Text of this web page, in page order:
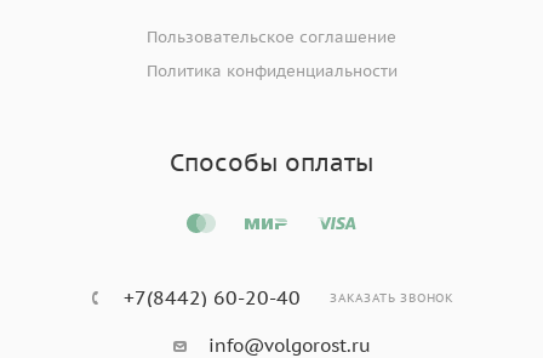
Пользовательское соглашение
Политика конфиденциальности
Способы оплаты
+7(8442) 60-20-40 ЗАКАЗАТЬ ЗВОНОК
info@volgorost.ru